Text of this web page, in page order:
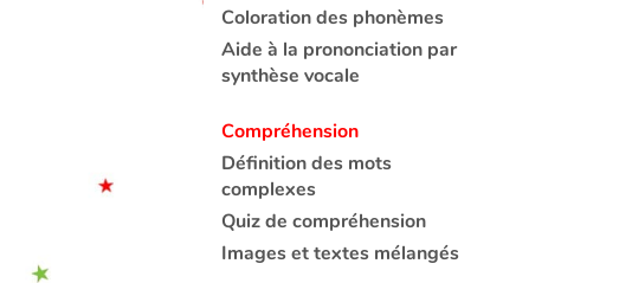
Coloration des phonèmes
Aide à la prononciation par
synthèse vocale
Compréhension
Définition des mots
complexes
Quiz de compréhension
Images et textes mélangés